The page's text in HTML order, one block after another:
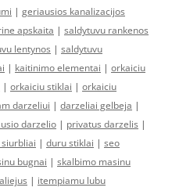
| geriausios kanalizacijos
apskaita | saldytuvu rankenos
lentynos | saldytuvu
| kaitinimo elementai | orkaiciu
| orkaiciu stiklai | orkaiciu
darzeliui | darzeliai gelbeja |
darzelio | privatus darzelis |
| duru stiklai | seo
bugnai | skalbimo masinu
| itempiamu lubu